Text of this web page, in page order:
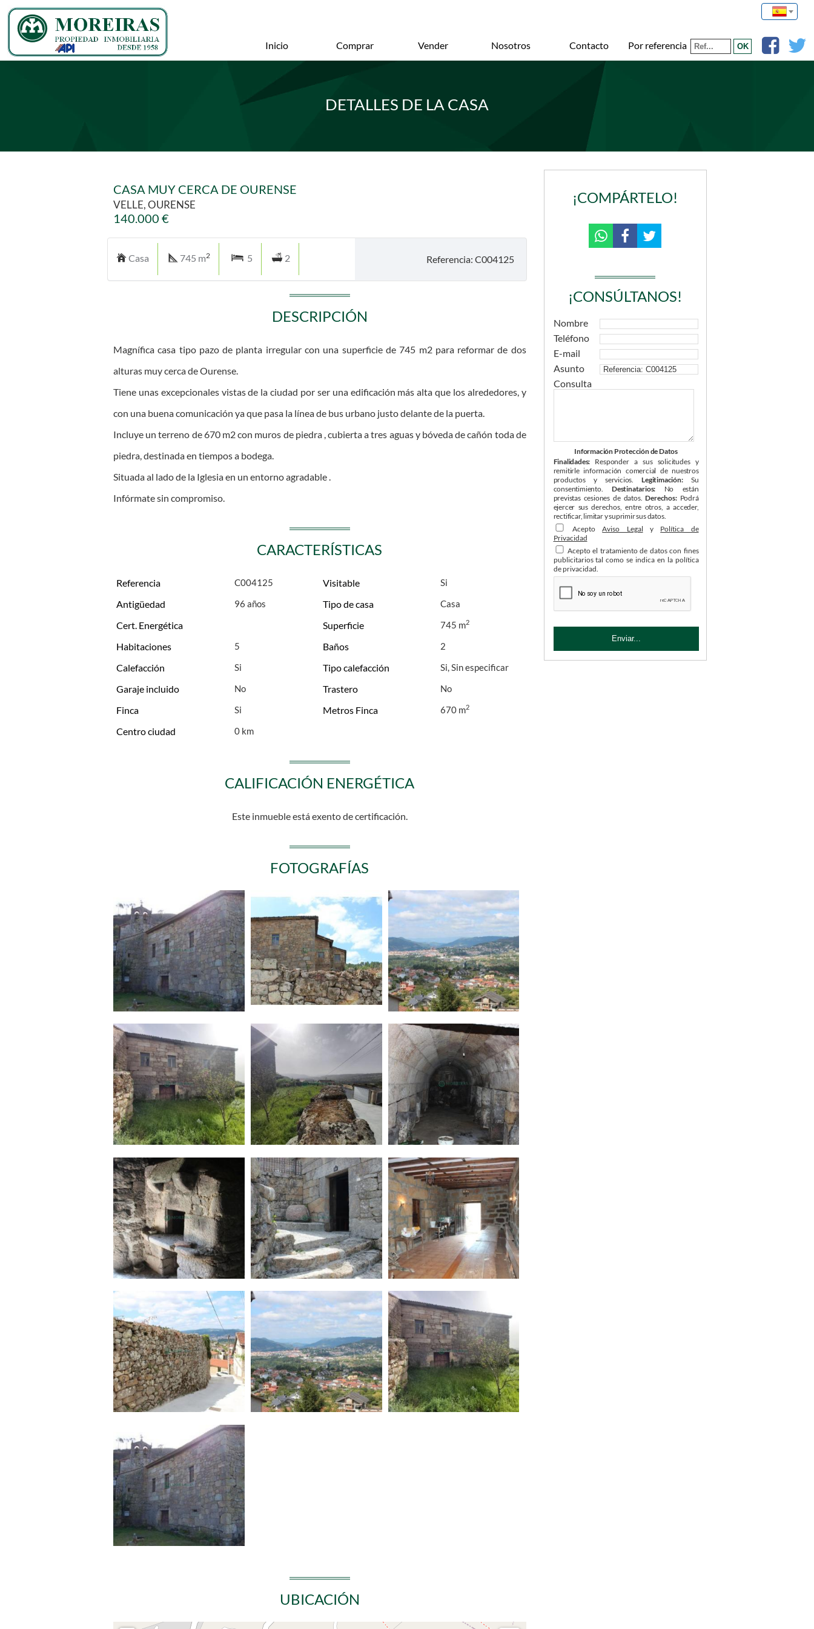
Por referencia
Inicio Comprar Vender Nosotros Contacto
DETALLES DE LA CASA
¡COMPÁRTELO!
¡CONSÚLTANOS!
Nombre
Teléfono
E-mail
Asunto
Consulta
Información Protección de Datos
Finalidades: Responder a sus solicitudes y
remitirle información comercial de nuestros
productos y servicios.Legitimación:Su
consentimiento. Destinatarios: No están
previstas cesiones de datos.Derechos:Podrá
ejercer sus derechos, entre otros, a acceder,
rectificar, limitar y suprimir sus datos.
AceptoAviso Legal y Política de
Privacidad
Acepto el tratamiento de datos con fines
publicitarios tal como se indica en la política
de privacidad.
CASA MUY CERCA DE OURENSE
VELLE, OURENSE
140.000 €
Casa 745 m2 5 2 Referencia: C004125
DESCRIPCIÓN
Magnífica casa tipo pazo de planta irregular con una superficie de 745 m2 para reformar de dos
alturas muy cerca de Ourense.
Tiene unas excepcionales vistas de la ciudad por ser una edificación más alta que los alrededores, y
con una buena comunicación ya que pasa la línea de bus urbano justo delante de la puerta.
Incluye un terreno de 670 m2 con muros de piedra , cubierta a tres aguas y bóveda de cañón toda de
piedra, destinada en tiempos a bodega.
Situada al lado de la Iglesia en un entorno agradable .
Infórmate sin compromiso.
CARACTERÍSTICAS
Referencia C004125
Visitable
Antigüedad
96 años Tipo de casa Casa
Cert. Energética Superficie 745 m2
Habitaciones 5 Baños 2
Calefacción Tipo calefacción Si, Sin especificar
Garaje incluido
Trastero
Finca
Metros Finca 670 m2
Centro ciudad 0 km
CALIFICACIÓN ENERGÉTICA
Este inmueble está exento de certificación.
FOTOGRAFÍAS
UBICACIÓN